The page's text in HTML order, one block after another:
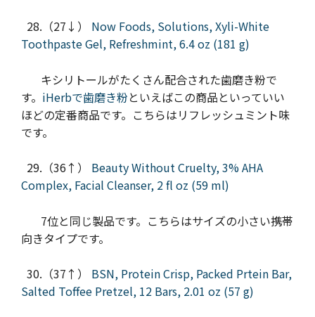
28.（27↓） Now Foods, Solutions, Xyli-White
Toothpaste Gel, Refreshmint, 6.4 oz (181 g)
キシリトールがたくさん配合された歯磨き粉で
す。 iHerbで歯磨き粉といえばこの商品といっていい
ほどの定番商品です。こちらはリフレッシュミント味
です。
29.（36↑） Beauty Without Cruelty, 3% AHA
Complex, Facial Cleanser, 2 fl oz (59 ml)
7位と同じ製品です。こちらはサイズの小さい携帯
向きタイプです。
30.（37↑） BSN, Protein Crisp, Packed Prtein Bar,
Salted Toffee Pretzel, 12 Bars, 2.01 oz (57 g)